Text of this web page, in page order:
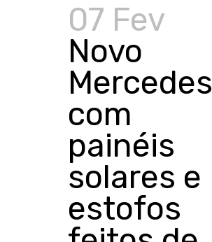
07 Fev
Novo
Mercedes
com
painéis
solares e
estofos